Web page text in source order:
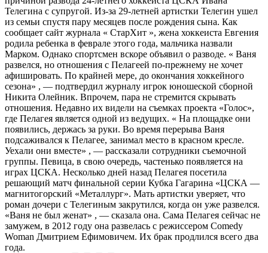
Телегина с супругой. Из-за 29-летней артистки Телегин ушел
из семьи спустя пару месяцев после рождения сына. Как
сообщает сайт журнала « СтарХит », жена хоккеиста Евгения
родила ребенка в феврале этого года, мальчика назвали
Марком. Однако спортсмен вскоре объявил о разводе. « Ваня
развелся, но отношения с Пелагеей по-прежнему не хочет
афишировать. По крайней мере, до окончания хоккейного
сезона» , — подтвердил журналу игрок юношеской сборной
Никита Олейник. Впрочем, пара не стремится скрывать
отношения. Недавно их видели на съемках проекта «Голос»,
где Пелагея является одной из ведущих. « На площадке они
появились, держась за руки. Во время перерыва Ваня
подсаживался к Пелагее, занимал место в красном кресле.
Уехали они вместе» , — рассказали сотрудники съемочной
группы. Певица, в свою очередь, частенько появляется на
играх ЦСКА. Несколько дней назад Пелагея посетила
решающий матч финальной серии Кубка Гагарина «ЦСКА —
магнитогорский «Металлург». Мать артистки уверяет, что
роман дочери с Телегиным закрутился, когда он уже развелся.
«Ваня не был женат» , — сказала она. Сама Пелагея сейчас не
замужем, в 2012 году она развелась с режиссером Comedy
Woman Дмитрием Ефимовичем. Их брак продлился всего два
года.